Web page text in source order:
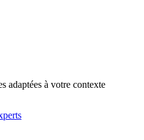
adaptées à votre contexte